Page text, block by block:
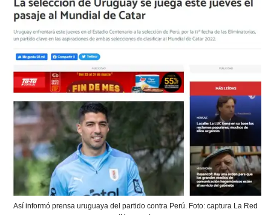
Así informó prensa uruguaya del partido contra Perú. Foto: captura La Red